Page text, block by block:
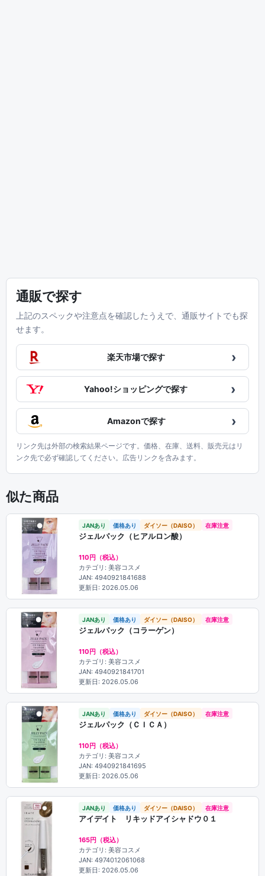
通販で探す
上記のスペックや注意点を確認したうえで、通販サイトでも探
せます。
楽天市場で探す ›
Yahoo!ショッピングで探す ›
Amazonで探す ›
リンク先は外部の検索結果ページです。価格、在庫、送料、販売元はリ
ンク先で必ず確認してください。広告リンクを含みます。
似た商品
JANあり 価格あり ダイソー（DAISO） 在庫注意
ジェルパック（ヒアルロン酸）
110円（税込）
カテゴリ: 美容コスメ
JAN: 4940921841688
更新日: 2026.05.06
JANあり 価格あり ダイソー（DAISO） 在庫注意
ジェルパック（コラーゲン）
110円（税込）
カテゴリ: 美容コスメ
JAN: 4940921841701
更新日: 2026.05.06
JANあり 価格あり ダイソー（DAISO） 在庫注意
ジェルパック（ＣＩＣＡ）
110円（税込）
カテゴリ: 美容コスメ
JAN: 4940921841695
更新日: 2026.05.06
JANあり 価格あり ダイソー（DAISO） 在庫注意
アイデイト リキッドアイシャドウ０１
165円（税込）
カテゴリ: 美容コスメ
JAN: 4974012061068
更新日: 2026.05.06